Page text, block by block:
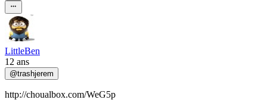
LittleBen
12 ans
@trashjerem
http://choualbox.com/WeG5p